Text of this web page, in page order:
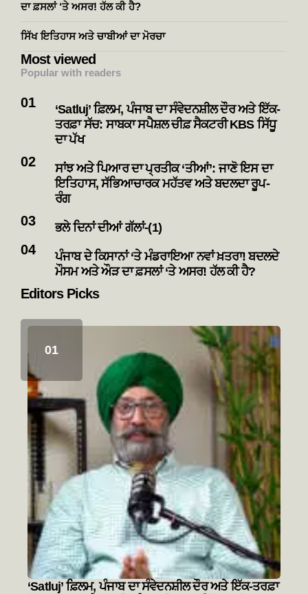
ਦਾ ਫ਼ਸਲਾਂ ‘ਤੇ ਅਸਰ! ਹੱਲ ਕੀ ਹੈ?
ਸਿੱਖ ਇਤਿਹਾਸ ਅਤੇ ਚਾਬੀਆਂ ਦਾ ਮੋਰਚਾ
Most viewed
Popular with readers
‘Satluj’ ਫ਼ਿਲਮ, ਪੰਜਾਬ ਦਾ ਸੰਵੇਦਨਸ਼ੀਲ ਦੌਰ ਅਤੇ ਇੱਕ-
ਤਰਫ਼ਾ ਸੱਚ: ਸਾਬਕਾ ਸਪੈਸ਼ਲ ਚੀਫ਼ ਸੈਕਟਰੀ KBS ਸਿੱਧੂ
ਦਾ ਪੱਖ
ਸਾਂਝ ਅਤੇ ਪਿਆਰ ਦਾ ਪ੍ਰਤੀਕ ‘ਤੀਆਂ’: ਜਾਣੋ ਇਸ ਦਾ
ਇਤਿਹਾਸ, ਸੱਭਿਆਚਾਰਕ ਮਹੱਤਵ ਅਤੇ ਬਦਲਦਾ ਰੂਪ-
ਰੰਗ
ਭਲੇ ਦਿਨਾਂ ਦੀਆਂ ਗੱਲਾਂ-(1)
ਪੰਜਾਬ ਦੇ ਕਿਸਾਨਾਂ ‘ਤੇ ਮੰਡਰਾਇਆ ਨਵਾਂ ਖ਼ਤਰਾ! ਬਦਲਦੇ
ਮੌਸਮ ਅਤੇ ਔੜ ਦਾ ਫ਼ਸਲਾਂ ‘ਤੇ ਅਸਰ! ਹੱਲ ਕੀ ਹੈ?
Editors Picks
‘Satluj’ ਫ਼ਿਲਮ, ਪੰਜਾਬ ਦਾ ਸੰਵੇਦਨਸ਼ੀਲ ਦੌਰ ਅਤੇ ਇੱਕ-ਤਰਫ਼ਾ